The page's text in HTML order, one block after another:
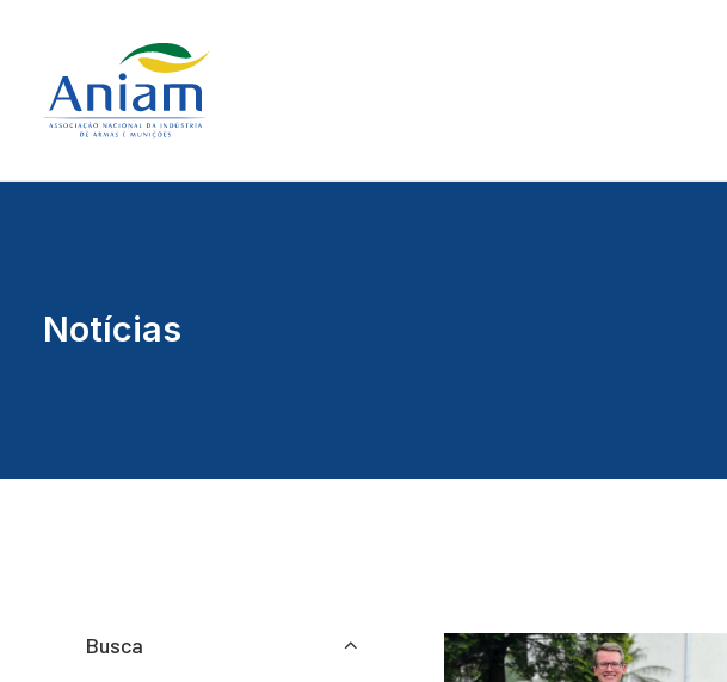
Notícias
Busca